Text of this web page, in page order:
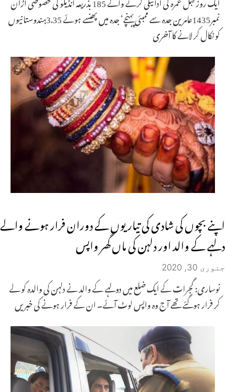
نمبر1435عامرین جدہ سے ممبئی پہنچے‘ جدہ میں پھنسے ہوئے 3.35ہندوستانیوں
کو نکال کر لانے کا آخری
اپنے بچوں کی شادی کی تیاریوں کے دوران فرار ہونے والے
دلہے کے والد اور دلہن کی ماں گھر واپس
جنوری 30, 2020
نوساری: گجرات کے ایک ضلع میں دولہے کے والد نے دلہن کی والدہ کو لے
کر فرار ہوگئے تھے آج وہ واپس لوٹ آئے۔ ان کے فرار ہونے کی خبریں